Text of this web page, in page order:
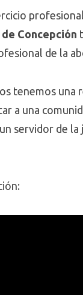
Concepción
de la
tenemos
a una
servidor de